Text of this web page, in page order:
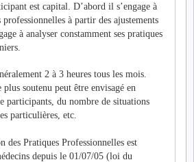
est capital. D’abord il s’engage à
à partir des ajustements
à analyser constamment ses pratiques
2 à 3 heures tous les mois.
soutenu peut être envisagé en
participants, du nombre de situations
particulières, etc.
des Pratiques Professionnelles est
depuis le 01/07/05 (loi du